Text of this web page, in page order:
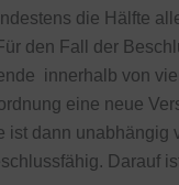
die Hälfte
den Fall der
innerhalb von
eine neue
ist dann unabhängig
Darauf